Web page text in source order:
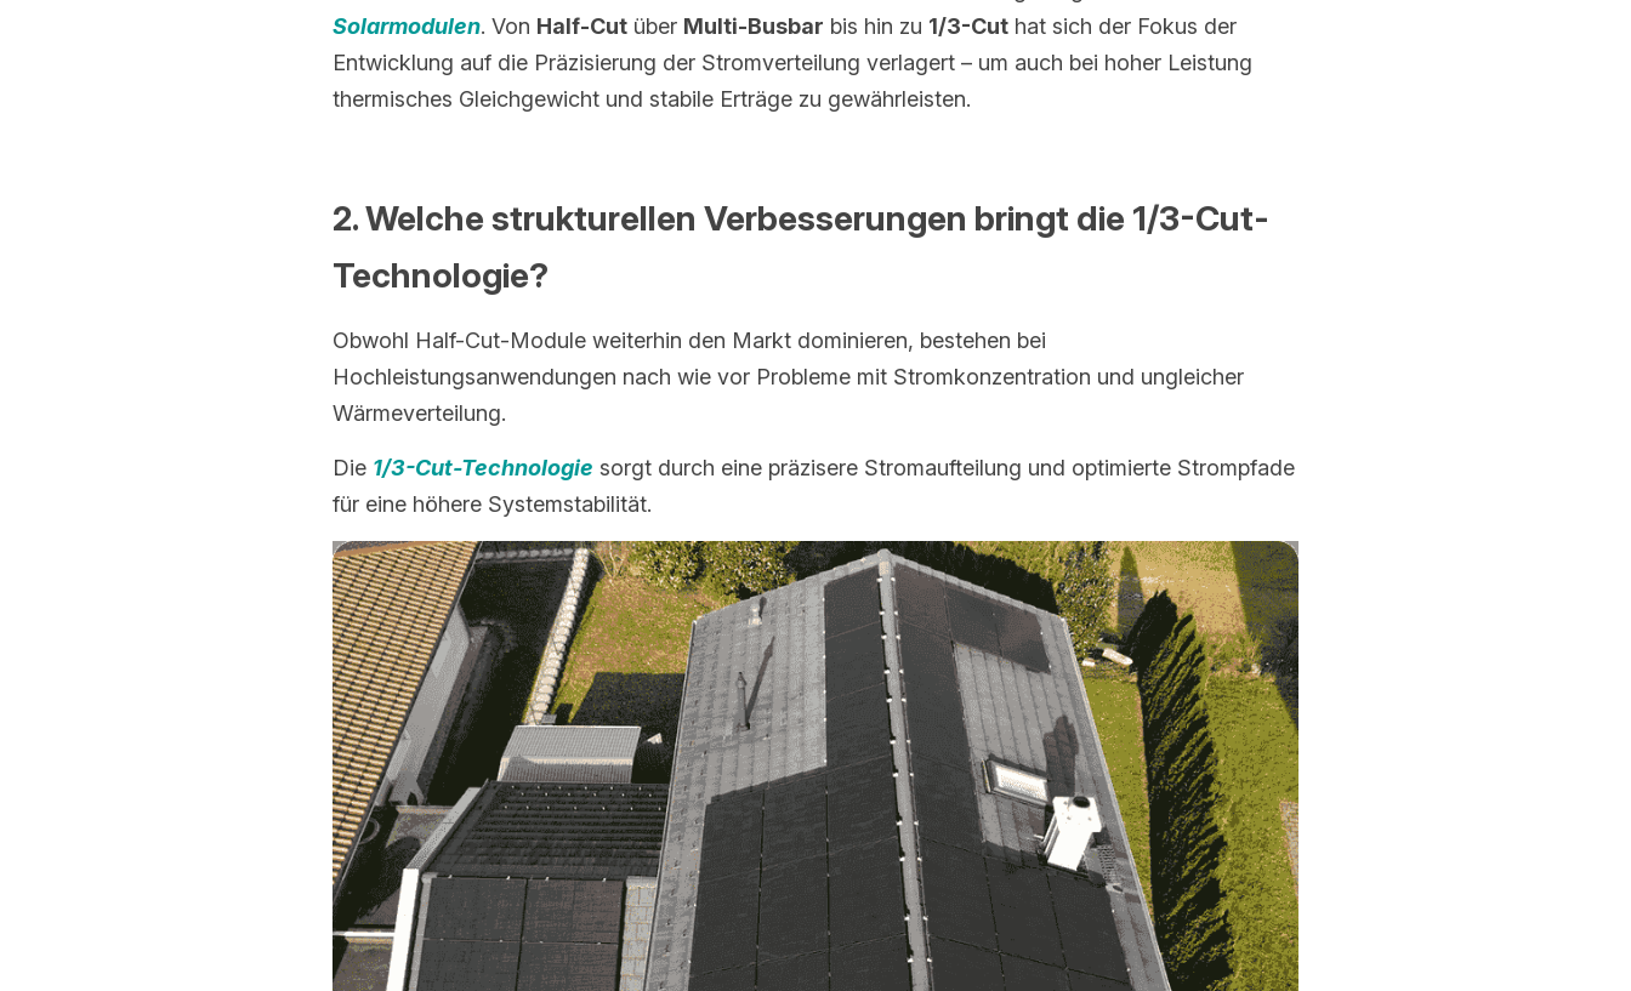
Solarmodulen. Von Half-Cut über Multi-Busbar bis hin zu 1/3-Cut hat sich der Fokus der
Entwicklung auf die Präzisierung der Stromverteilung verlagert – um auch bei hoher Leistung
thermisches Gleichgewicht und stabile Erträge zu gewährleisten.
2. Welche strukturellen Verbesserungen bringt die 1/3-Cut-
Technologie?
Obwohl Half-Cut-Module weiterhin den Markt dominieren, bestehen bei
Hochleistungsanwendungen nach wie vor Probleme mit Stromkonzentration und ungleicher
Wärmeverteilung.
Die 1/3-Cut-Technologie sorgt durch eine präzisere Stromaufteilung und optimierte Strompfade
für eine höhere Systemstabilität.